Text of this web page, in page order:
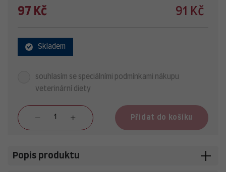
97 Kč 91 Kč
Skladem
souhlasím se speciálními podmínkami nákupu
veterinární diety
Přidat do košíku
Popis produktu